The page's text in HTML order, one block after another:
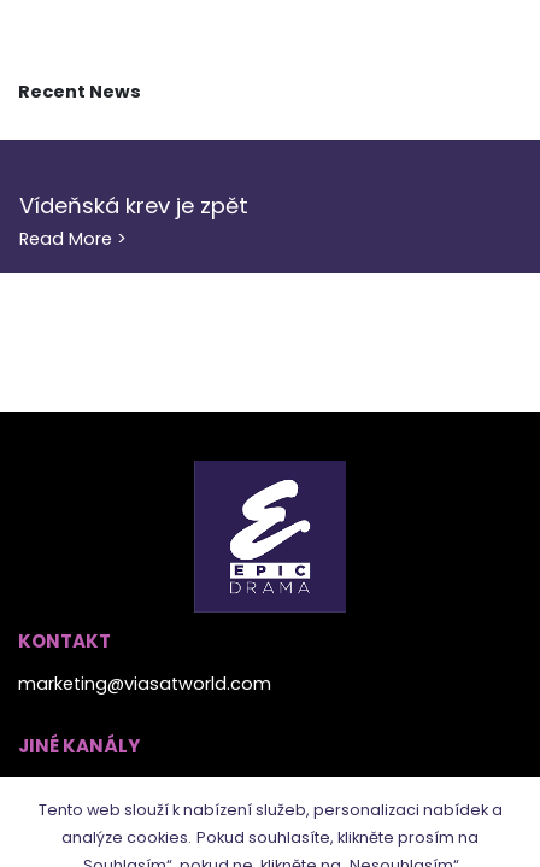
Recent News
Vídeňská krev je zpět
Read More >
KONTAKT
marketing@viasatworld.com
JINÉ KANÁLY
Tento web slouží k nabízení služeb, personalizaci nabídek a
analýze cookies. Pokud souhlasíte, klikněte prosím na